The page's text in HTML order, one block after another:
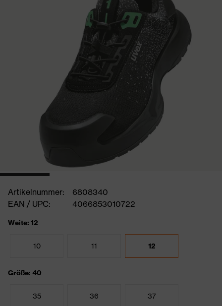
Artikelnummer:
6808340
EAN / UPC:
4066853010722
Weite: 12
10 11 12
Größe: 40
35 36 37